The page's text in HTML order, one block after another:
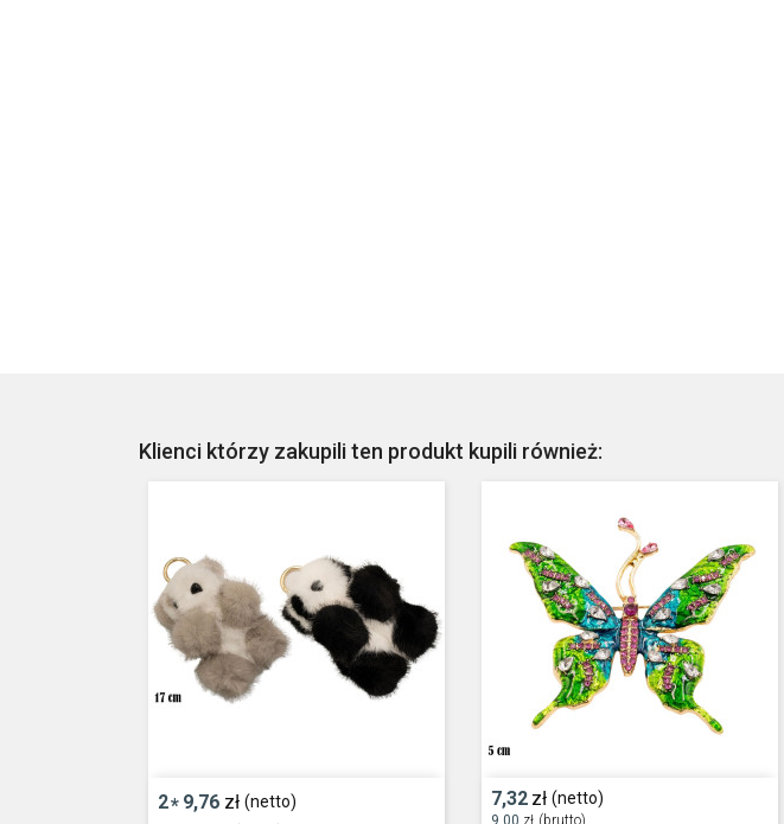
Klienci którzy zakupili ten produkt kupili również:
2* 9,76 zł (netto) 7,32 zł (netto)
9,00 zł (brutto)